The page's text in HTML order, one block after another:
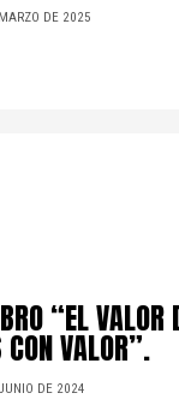
DE 2025
“EL VALOR
VALOR”.
DE 2024